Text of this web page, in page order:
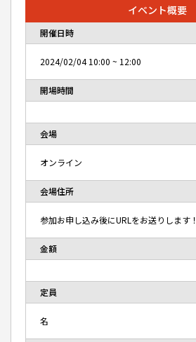
イベント概要
開催日時
2024/02/0410:00 ~ 12:00
開場時間
会場
オンライン
会場住所
参加お申し込み後にURLをお送りします！
金額
定員
名